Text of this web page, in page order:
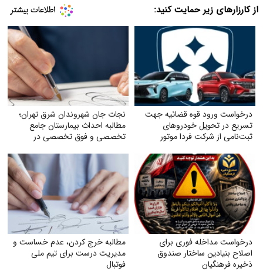
از کارزارهای زیر حمایت کنید:
درخواست ورود قوه قضائیه جهت
تسریع در تحویل خودروهای
ثبت‌نامی از شرکت فردا موتور
نجات جان شهروندان شرق تهران؛
مطالبه احداث بیمارستان جامع
تخصصی و فوق تخصصی در
درخواست مداخله فوری برای
اصلاح بنیادین ساختار صندوق
ذخیره فرهنگیان
مطالبه خرج کردن، عدم خساست و
مدیریت درست برای تیم ملی
فوتبال